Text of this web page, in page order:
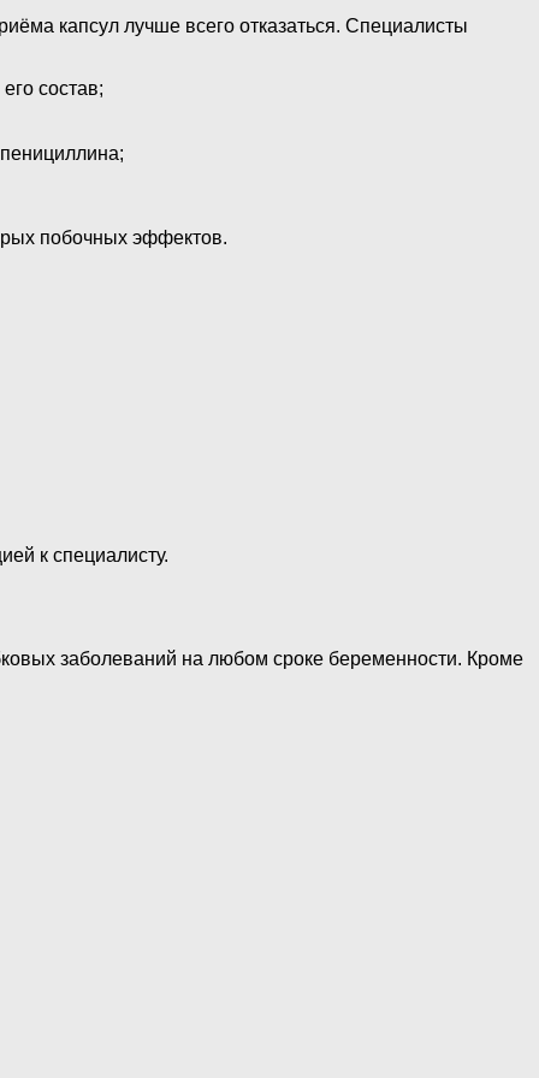
капсул лучше всего отказаться. Специалисты
состав;
побочных эффектов.
к специалисту.
заболеваний на любом сроке беременности. Кроме